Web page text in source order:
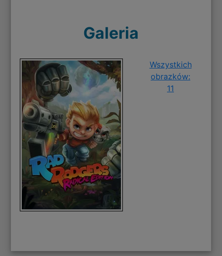
Galeria
Wszystkich
obrazków:
11